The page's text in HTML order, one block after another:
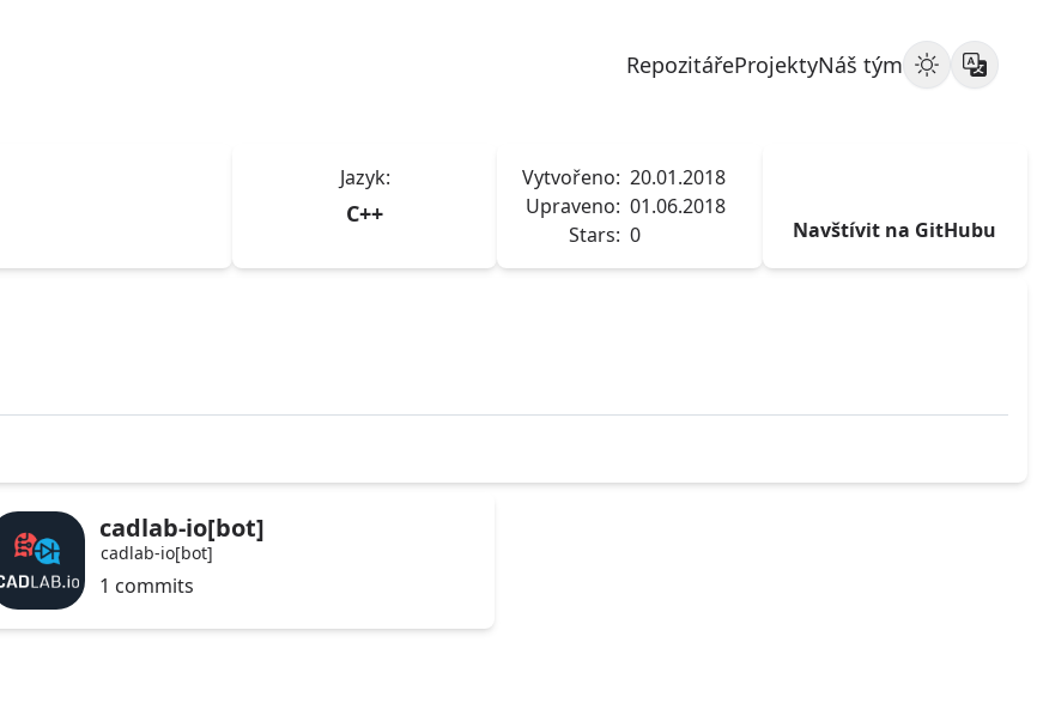
RepozitářeProjektyNáš tým
Jazyk:
C++
Vytvořeno: 20.01.2018
Upraveno: 01.06.2018
Stars: 0 Navštívit na GitHubu
cadlab-io[bot]
cadlab-io[bot]
1 commits